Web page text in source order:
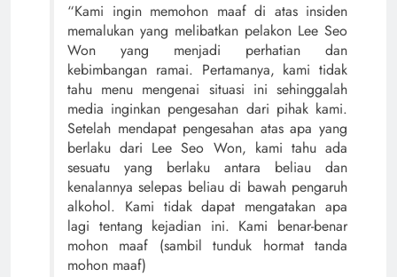
“Kami ingin memohon maaf di atas insiden
memalukan yang melibatkan pelakon Lee Seo
Won yang menjadi perhatian dan
kebimbangan ramai. Pertamanya, kami tidak
tahu menu mengenai situasi ini sehinggalah
media inginkan pengesahan dari pihak kami.
Setelah mendapat pengesahan atas apa yang
berlaku dari Lee Seo Won, kami tahu ada
sesuatu yang berlaku antara beliau dan
kenalannya selepas beliau di bawah pengaruh
alkohol. Kami tidak dapat mengatakan apa
lagi tentang kejadian ini. Kami benar-benar
mohon maaf (sambil tunduk hormat tanda
mohon maaf)